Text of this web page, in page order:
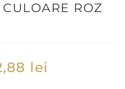
ROZ
lei